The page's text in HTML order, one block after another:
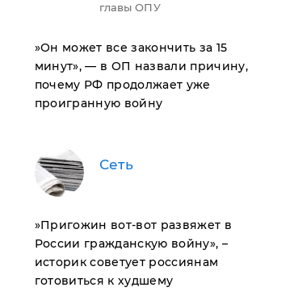
главы ОПУ
​»Он может все закончить за 15
минут», — в ОП назвали причину,
почему РФ продолжает уже
проигранную войну
Сеть
​»Пригожин вот-вот развяжет в
России гражданскую войну», –
историк советует россиянам
готовиться к худшему